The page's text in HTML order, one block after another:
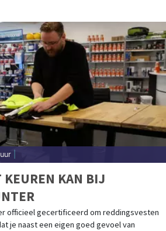
KEUREN KAN BIJ
officieel gecertificeerd om reddingsvesten
je naast een eigen goed gevoel van